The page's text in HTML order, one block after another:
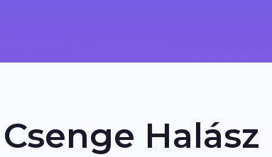
Csenge Halász